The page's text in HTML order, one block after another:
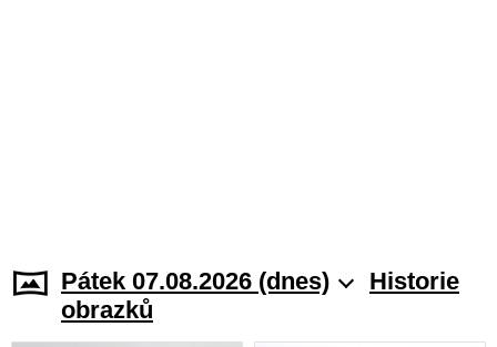
Pátek 07.08.2026 (dnes)
Historie
obrazků